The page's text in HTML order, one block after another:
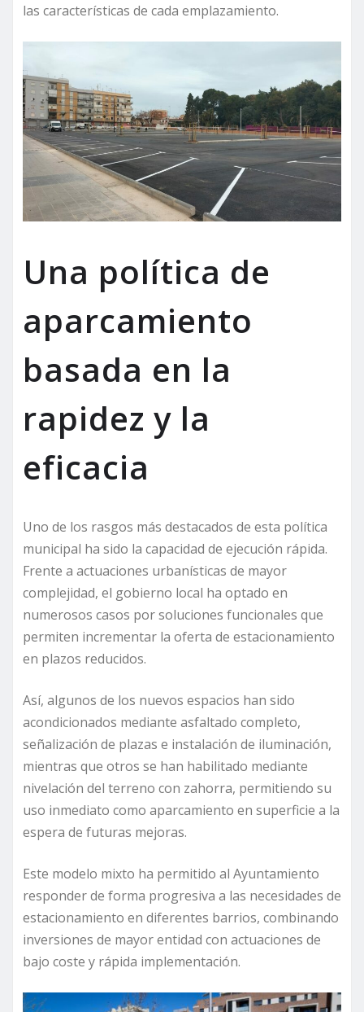
las características de cada emplazamiento.
Una política de
aparcamiento
basada en la
rapidez y la
eficacia
Uno de los rasgos más destacados de esta política
municipal ha sido la capacidad de ejecución rápida.
Frente a actuaciones urbanísticas de mayor
complejidad, el gobierno local ha optado en
numerosos casos por soluciones funcionales que
permiten incrementar la oferta de estacionamiento
en plazos reducidos.
Así, algunos de los nuevos espacios han sido
acondicionados mediante asfaltado completo,
señalización de plazas e instalación de iluminación,
mientras que otros se han habilitado mediante
nivelación del terreno con zahorra, permitiendo su
uso inmediato como aparcamiento en superficie a la
espera de futuras mejoras.
Este modelo mixto ha permitido al Ayuntamiento
responder de forma progresiva a las necesidades de
estacionamiento en diferentes barrios, combinando
inversiones de mayor entidad con actuaciones de
bajo coste y rápida implementación.